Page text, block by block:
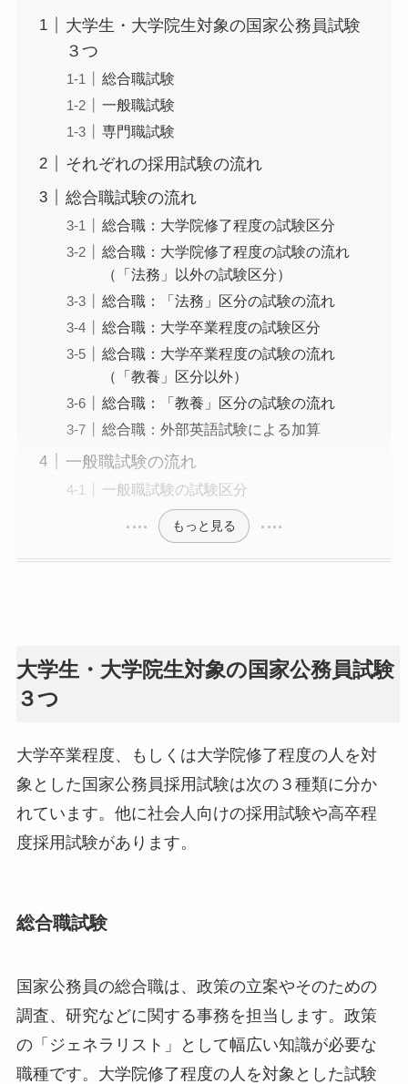
大学生・大学院生対象の国家公務員試験
３つ
総合職試験
一般職試験
専門職試験
それぞれの採用試験の流れ
総合職試験の流れ
総合職：大学院修了程度の試験区分
総合職：大学院修了程度の試験の流れ
（「法務」以外の試験区分）
総合職：「法務」区分の試験の流れ
総合職：大学卒業程度の試験区分
総合職：大学卒業程度の試験の流れ
（「教養」区分以外）
総合職：「教養」区分の試験の流れ
総合職：外部英語試験による加算
一般職試験の流れ
一般職試験の試験区分
もっと見る
大学生・大学院生対象の国家公務員試験
３つ
大学卒業程度、もしくは大学院修了程度の人を対
象とした国家公務員採用試験は次の３種類に分か
れています。他に社会人向けの採用試験や高卒程
度採用試験があります。
総合職試験
国家公務員の総合職は、政策の立案やそのための
調査、研究などに関する事務を担当します。政策
の「ジェネラリスト」として幅広い知識が必要な
職種です。大学院修了程度の人を対象とした試験